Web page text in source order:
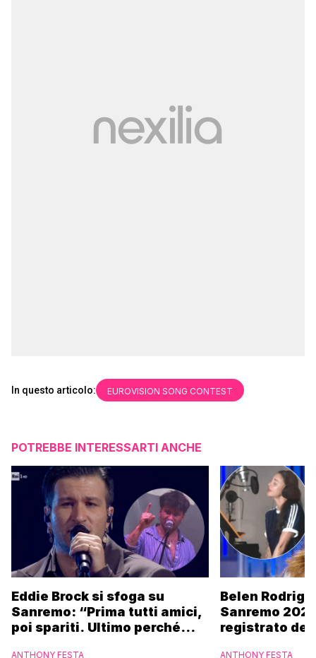
In questo articolo: EUROVISION SONG CONTEST
POTREBBE INTERESSARTI ANCHE
Eddie Brock si sfoga su
Sanremo: “Prima tutti amici,
poi spariti. Ultimo perché
ANTHONY FESTA
Belen
Sanremo
registrato dei
ANTHONY FESTA